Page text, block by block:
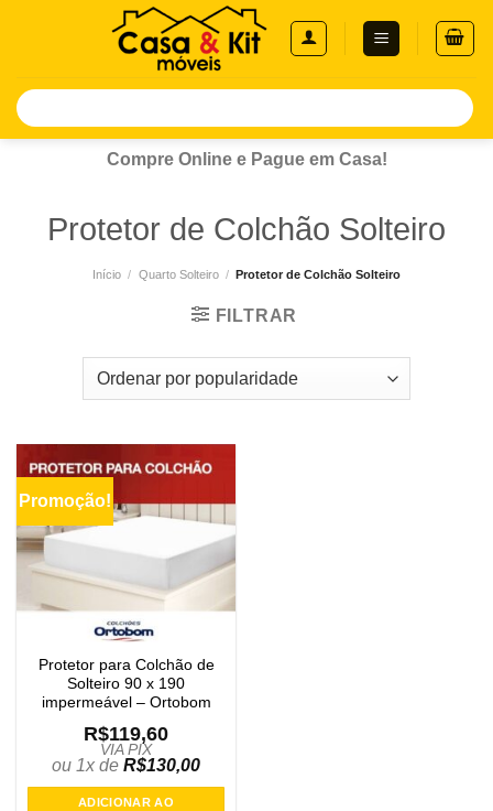
Pesquisar
por:
Compre Online e Pague em Casa!
Protetor de Colchão Solteiro
Início / Quarto Solteiro / Protetor de Colchão Solteiro
FILTRAR
Promoção!
Protetor para Colchão de
Solteiro 90 x 190
impermeável – Ortobom
R$119,60
VIA PIX
ou 1x de R$130,00
ADICIONAR AO